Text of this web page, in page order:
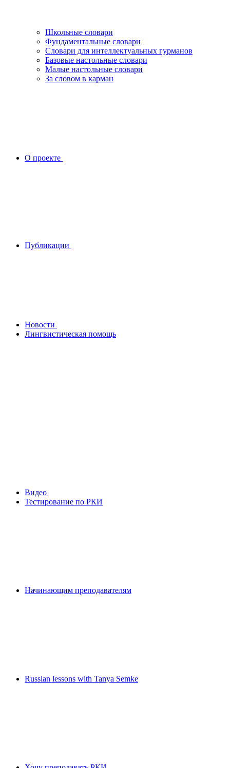
Школьные словари
Фундаментальные словари
Словари для интеллектуальных гурманов
Базовые настольные словари
Малые настольные словари
За словом в карман
О проекте
Публикации
Новости
Лингвистическая помощь
Видео
Тестирование по РКИ
Начинающим преподавателям
Russian lessons with Tanya Semke